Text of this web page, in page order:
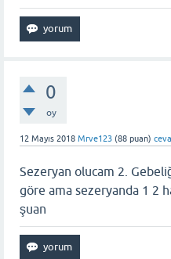
0
oy
12 Mayıs 2018 Mrve123 (88 puan)
Sezeryan olucam 2.
göre ama sezeryanda 1 2
şuan